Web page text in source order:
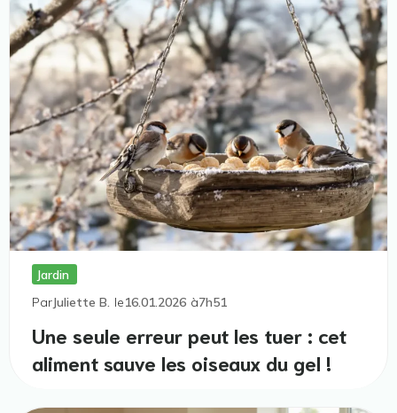
Jardin
ParJuliette B. le16.01.2026 à7h51
Une seule erreur peut les tuer : cet
aliment sauve les oiseaux du gel !